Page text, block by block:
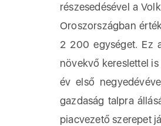
részesedésével a
Oroszországban
2 200 egységet. Ez
növekvő kereslettel
év első
gazdaság talpra
piacvezető szerepet